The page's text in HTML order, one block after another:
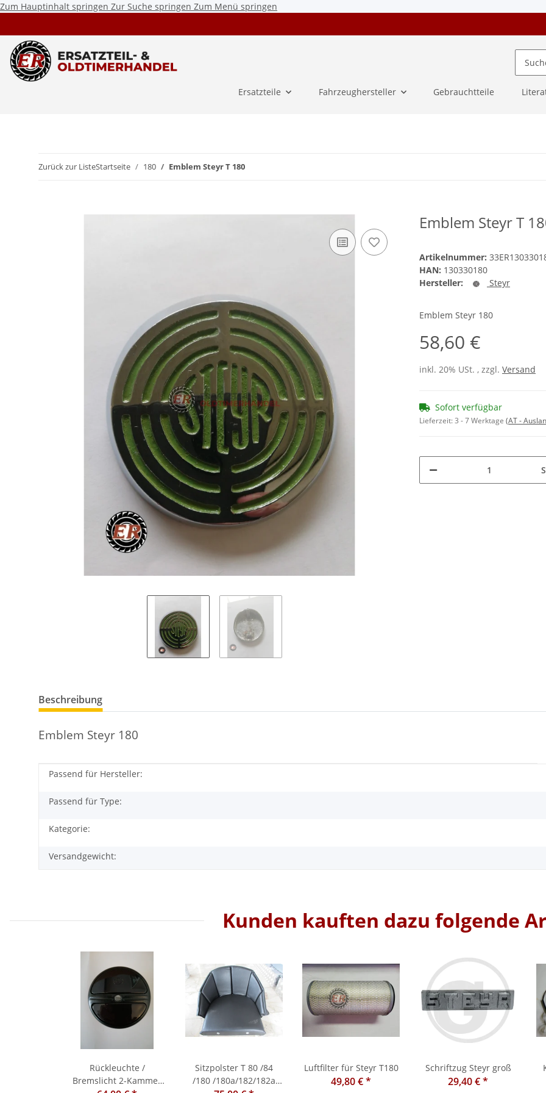
Zum Hauptinhalt springen Zur Suche springen Zum Menü springen
Ersatzteile Fahrzeughersteller Gebrauchtteile
Zurück zur ListeStartseite 180 Emblem Steyr T 180
Emblem Steyr T
Artikelnummer:
HAN: 130330180
Hersteller:
Steyr
Emblem Steyr 180
58,60 €
inkl. 20% USt. , zzgl. Versand
Sofort verfügbar
Lieferzeit:3 - 7 Werktage (AT -
Beschreibung
Emblem Steyr 180
Produkteigenschaft
Wert
Passend für Hersteller:
Passend für Type:
Kategorie:
Versandgewicht:
Kunden kauften dazu folgende
Rückleuchte /
Bremslicht 2-Kammer
Sitzpolster T 80 /84
/180 /180a/182/182a
Luftfilter für Steyr T180
49,80 €*
Schriftzug Steyr groß
29,40 €*